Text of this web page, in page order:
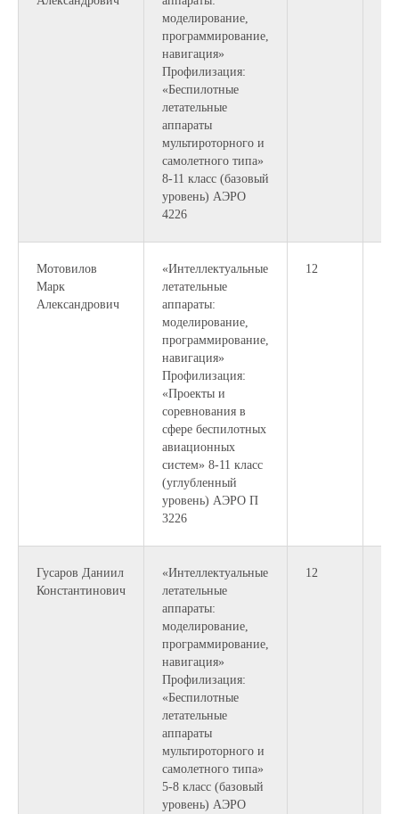
моделирование,
программирование,
навигация»
Профилизация:
«Беспилотные
летательные
аппараты
мультироторного и
самолетного типа»
8-11 класс (базовый
уровень) АЭРО
4226
Мотовилов
Марк
Александрович
«Интеллектуальные
летательные
аппараты:
моделирование,
программирование,
навигация»
Профилизация:
«Проекты и
соревнования в
сфере беспилотных
авиационных
систем» 8-11 класс
(углубленный
уровень) АЭРО П
3226
12
Гусаров Даниил
Константинович
«Интеллектуальные
летательные
аппараты:
моделирование,
программирование,
навигация»
Профилизация:
«Беспилотные
летательные
аппараты
мультироторного и
самолетного типа»
5-8 класс (базовый
уровень) АЭРО
12